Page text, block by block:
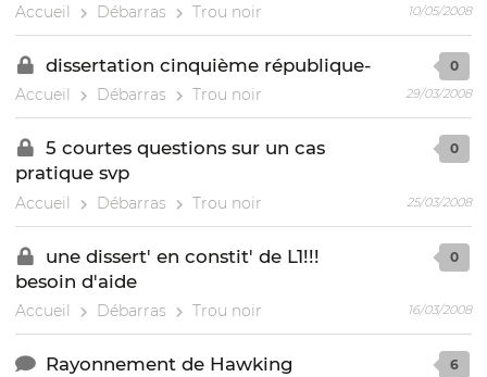
Accueil Débarras Trou noir 10/05/2008
dissertation cinquième république-
Accueil Débarras Trou noir
0
29/03/2008
5 courtes questions sur un cas
pratique svp
Accueil Débarras Trou noir
0
25/03/2008
une dissert' en constit' de L1!!!
besoin d'aide
Accueil Débarras Trou noir
0
16/03/2008
Rayonnement de Hawking 6